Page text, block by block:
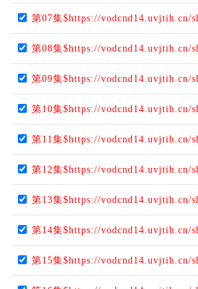
第07集$https://vodcnd14.uvjtih.cn/
第08集$https://vodcnd14.uvjtih.cn/
第09集$https://vodcnd14.uvjtih.cn/
第10集$https://vodcnd14.uvjtih.cn/
第11集$https://vodcnd14.uvjtih.cn/
第12集$https://vodcnd14.uvjtih.cn/
第13集$https://vodcnd14.uvjtih.cn/
第14集$https://vodcnd14.uvjtih.cn/
第15集$https://vodcnd14.uvjtih.cn/